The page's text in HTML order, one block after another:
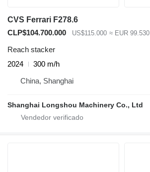
CVS Ferrari F278.6
CLP$104.700.000
US$115.000 ≈ EUR 99.530
Reach stacker
2024
300 m/h
China, Shanghai
Shanghai Longshou Machinery Co., Ltd